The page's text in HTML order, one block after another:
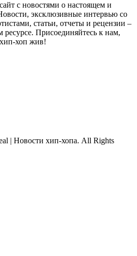
с новостями о настоящем и
эксклюзивные интервью со
статьи, отчеты и рецензии –
ресурсе. Присоединяйтесь к нам,
хоп жив!
| Новости хип-хопа. All Rights